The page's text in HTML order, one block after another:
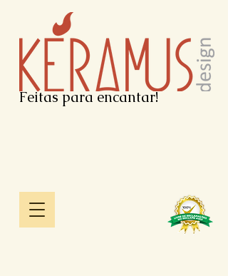
Feitas para encantar!